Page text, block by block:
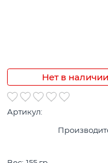
Нет в наличии
Артикул: